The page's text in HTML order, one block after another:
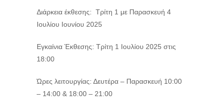
Διάρκεια έκθεσης: Τρίτη 1 με Παρασκευή 4
Ιουλίου Ιουνίου 2025
Εγκαίνια Έκθεσης: Τρίτη 1 Ιουλίου 2025 στις
18:00
Ώρες λειτουργίας: Δευτέρα – Παρασκευή 10:00
– 14:00 & 18:00 – 21:00